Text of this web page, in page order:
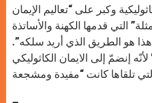
وكبر على “تعاليم الإيمان
التي قدمها الكهنة والأساتذة
هو الطريق الذي أريد سلكه”.
إنضمّ إلى الايمان الكاثوليكي